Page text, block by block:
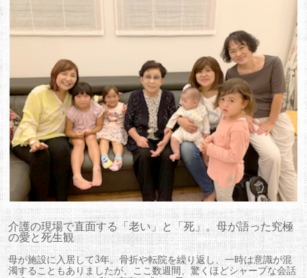
介護の現場で直面する「老い」と「死」。母が語った究極
の愛と死生観
母が施設に入居して3年。骨折や転院を繰り返し、一時は意識が混
濁することもありましたが、ここ数週間、驚くほどシャープな会話